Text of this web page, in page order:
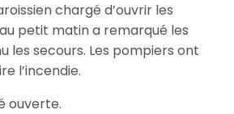
chargé d’ouvrir les
petit matin a remarqué les
les secours. Les pompiers ont
l’incendie.
ouverte.